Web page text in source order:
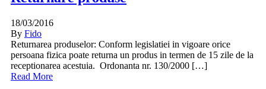
18/03/2016
By Fido
Returnarea produselor: Conform legislatiei in vigoare orice
persoana fizica poate returna un produs in termen de 15 zile de la
receptionarea acestuia. Ordonanta nr. 130/2000 […]
Read More